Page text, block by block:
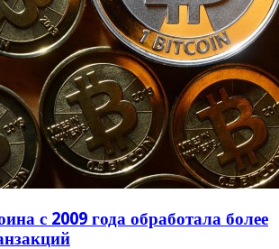
с 2009 года обработала более